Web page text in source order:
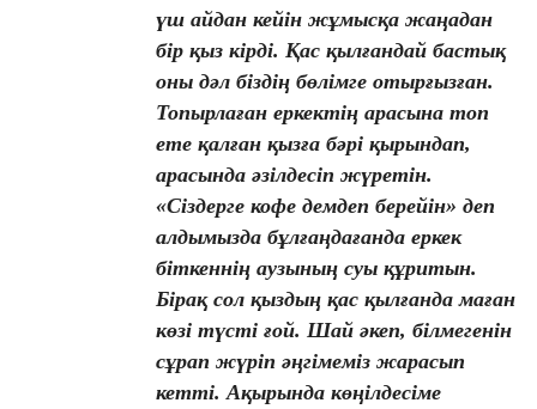
үш айдан кейін жұмысқа жаңадан
бір қыз кірді. Қас қылғандай бастық
оны дәл біздің бөлімге отырғызған.
Топырлаған еркектің арасына топ
ете қалған қызға бәрі қырындап,
арасында әзілдесіп жүретін.
«Сіздерге кофе демдеп берейін» деп
алдымызда бұлғаңдағанда еркек
біткеннің аузының суы құритын.
Бірақ сол қыздың қас қылғанда маған
көзі түсті ғой. Шай әкеп, білмегенін
сұрап жүріп әңгімеміз жарасып
кетті. Ақырында көңілдесіме